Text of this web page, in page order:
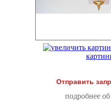
Отправить
подробнее об